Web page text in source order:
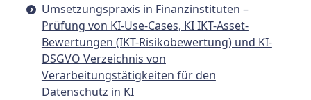
Umsetzungspraxis in Finanzinstituten –
Prüfung von KI-Use-Cases, KI IKT-Asset-
Bewertungen (IKT-Risikobewertung) und KI-
DSGVO Verzeichnis von
Verarbeitungstätigkeiten für den
Datenschutz in KI